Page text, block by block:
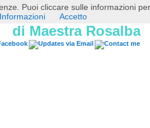
di Maestra Rosalba
Puoi cliccare sulle informazioni
Accetto